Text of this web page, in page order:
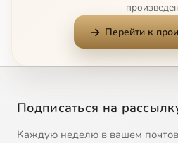
Александр Пересвет,
Икона Божией Матери
Перейти к
Подписаться на
Каждую неделю в вашем